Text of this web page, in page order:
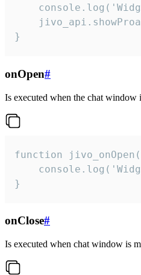
}
onOpen#
Is executed when the chat
function
}
onClose#
Is executed when chat window is